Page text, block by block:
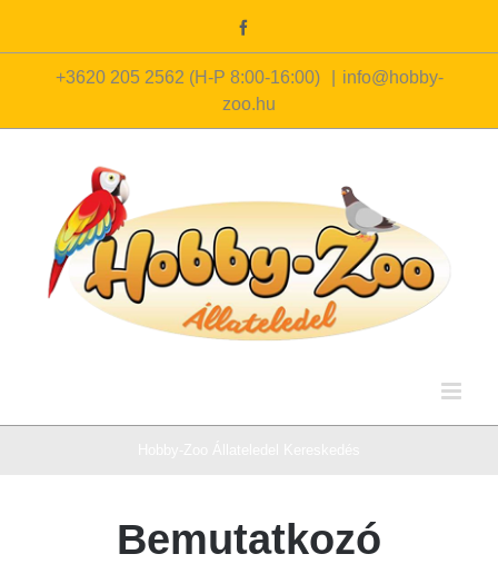
+3620 205 2562 (H-P 8:00-16:00)
info@hobby-
zoo.hu
Bemutatkozó